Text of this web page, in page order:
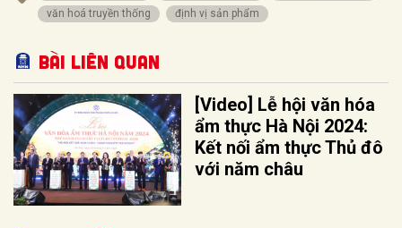
văn hoá truyền thống
định vị sản phẩm
Bài liên quan
[Video] Lễ hội văn hóa
ẩm thực Hà Nội 2024:
Kết nối ẩm thực Thủ đô
với năm châu